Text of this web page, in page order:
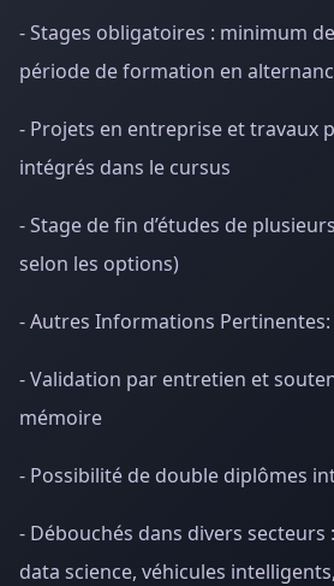
- Stages obligatoires : minimum
période de formation en
- Projets en entreprise et travaux
intégrés dans le cursus
- Stage de fin d’études de
selon les options)
- Autres Informations Pertinentes:
- Validation par entretien et
mémoire
- Possibilité de double diplômes
- Débouchés dans divers secteurs
data science, véhicules